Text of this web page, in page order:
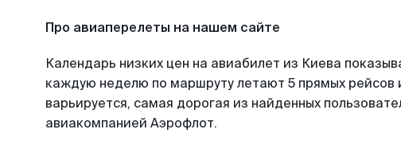
Про авиаперелеты на нашем сайте
Календарь низких цен на авиабилет из Киева
каждую неделю по маршруту летают 5 прямых рейсов
варьируется, самая дорогая из найденных
авиакомпанией Аэрофлот.